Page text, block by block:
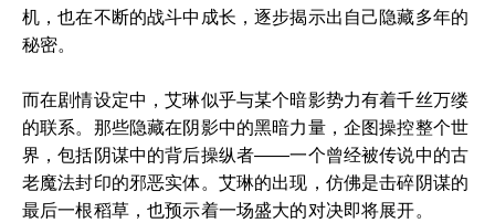
机，也在不断的战斗中成长，逐步揭示出自己隐藏多年的
秘密。
而在剧情设定中，艾琳似乎与某个暗影势力有着千丝万缕
的联系。那些隐藏在阴影中的黑暗力量，企图操控整个世
界，包括阴谋中的背后操纵者——一个曾经被传说中的古
老魔法封印的邪恶实体。艾琳的出现，仿佛是击碎阴谋的
最后一根稻草，也预示着一场盛大的对决即将展开。